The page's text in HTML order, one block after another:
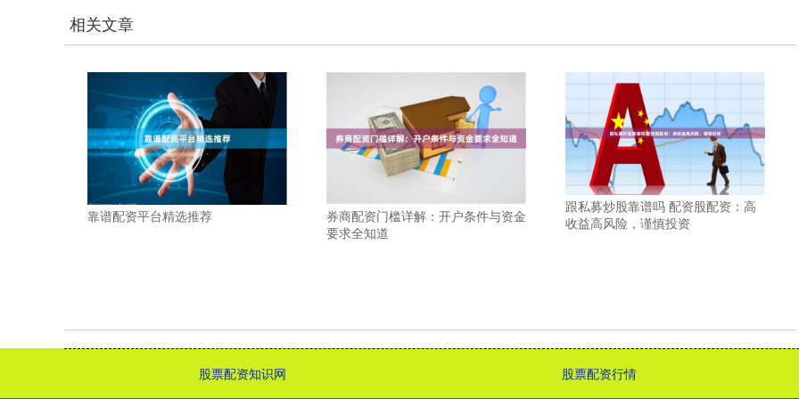
相关文章
靠谱配资平台精选推荐
券商配资门槛详解：开户条件与资金
要求全知道
跟私募炒股靠谱吗 配资股配资：高
收益高风险，谨慎投资
股票配资知识网 股票配资行情